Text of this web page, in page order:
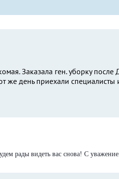
Заказала ген. уборку
же день приехали
рады видеть вас снова! С